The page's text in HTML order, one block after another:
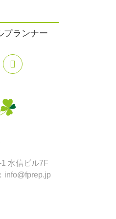
プランナー
水信ビル7F